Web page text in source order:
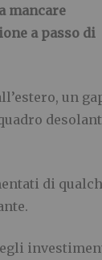
mancare
a passo di
un
di